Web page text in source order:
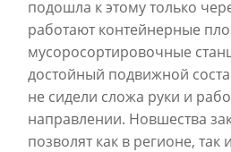
подошла к этому только
работают контейнерные
мусоросортировочные
достойный подвижной
не сидели сложа руки и
направлении. Новшества
позволят как в регионе,